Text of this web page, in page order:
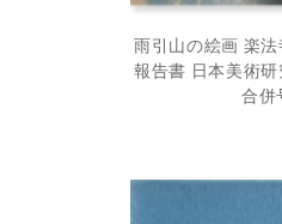
雨引山の絵画 楽
報告書 日本美術
合併